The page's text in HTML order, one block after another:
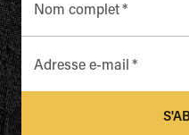
Nom complet*
Adresse e-mail *